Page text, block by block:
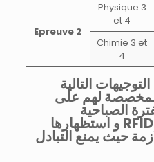
Epreuve 2
Physique 3
et 4
Chimie 3 et
4
التالية
لهم على
حيث يمنع التبادل